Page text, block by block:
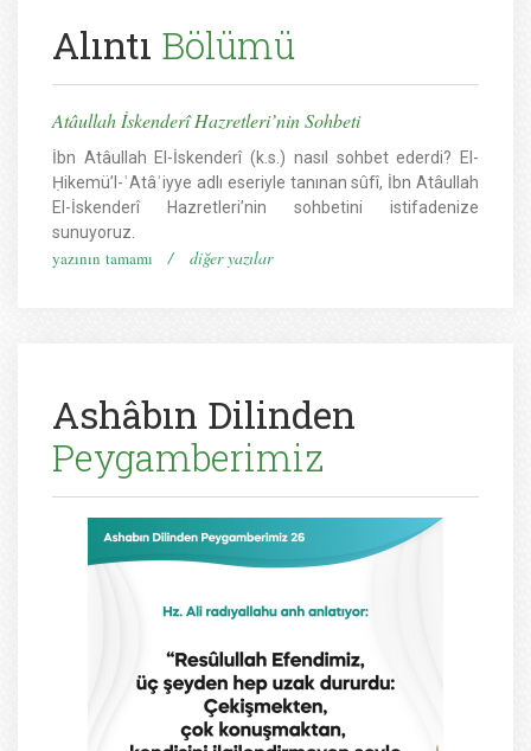
Alıntı Bölümü
Atâullah İskenderî Hazretleri’nin Sohbeti
İbn Atâullah El-İskenderî (k.s.) nasıl sohbet ederdi? El-
Ḥikemü’l-ʿAtâʾiyye adlı eseriyle tanınan sûfî, İbn Atâullah
El-İskenderî Hazretleri’nin sohbetini istifadenize
sunuyoruz.
yazının tamamı / diğer yazılar
Ashâbın Dilinden
Peygamberimiz